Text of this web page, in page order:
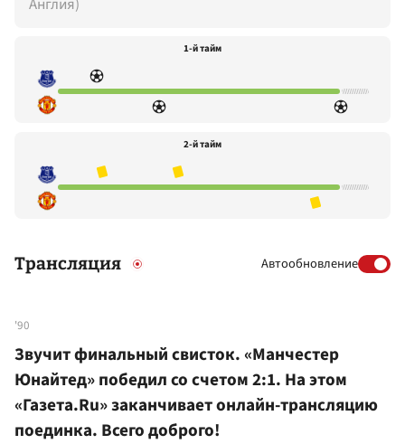
1-й тайм
2-й тайм
Трансляция Автообновление
'90
Звучит финальный свисток. «Манчестер
Юнайтед» победил со счетом 2:1. На этом
«Газета.Ru» заканчивает онлайн-трансляцию
поединка. Всего доброго!